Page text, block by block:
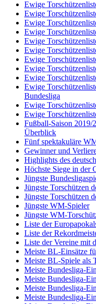
Ewige
Ewige
Ewige
Ewige
Ewige
Ewige
Ewige
Ewige
Ewige
Ewige
Bundesliga
Ewige
Ewige
Fußball-Saison
Überblick
Fünf spektakuläre
Gewinner und
Highlights des
Höchste Siege in der
Jüngste
Jüngste Torschützen
Jüngste Torschützen
Jüngste WM-Spieler
Jüngste WM-
Liste der
Liste der
Liste der Vereine mit
Meiste BL-Einsätze
Meiste BL-Spiele als
Meiste Bundesliga-
Meiste Bundesliga-
Meiste Bundesliga-
Meiste Bundesliga-